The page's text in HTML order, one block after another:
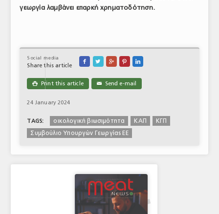
γεωργία λαμβάνει επαρκή χρηματοδότηση.
Social media
Share this article
    
 Print this article ✉ Send e-mail
24 January 2024
TAGS: oικολογική βιωσιμότητα ΚΑΠ
ΚΓΠ
Συμβούλιο Υπουργών Γεωργίας ΕΕ